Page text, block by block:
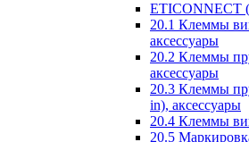
ETICONNECT
20.1 Клеммы
аксессуары
20.2 Клеммы
аксессуары
20.3 Клеммы
in), аксессуары
20.4 Клеммы
20.5